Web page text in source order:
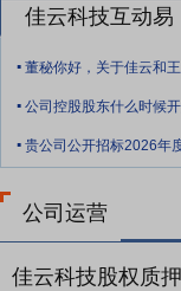
佳云科技互动易
.
.
.
公司运营
佳云科技股权质押